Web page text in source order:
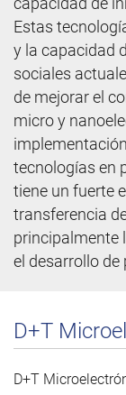
Estas
y la capacidad
sociales
de mejorar el
micro y
tecnologías en
tiene un fuerte
transferencia
principalmente
el desarrollo de
D+T
D+T